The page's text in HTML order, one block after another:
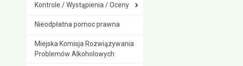
Kontrole / Wystąpienia / Oceny
Nieodpłatna pomoc prawna
Miejska Komisja Rozwiązywania
Problemów Alkoholowych